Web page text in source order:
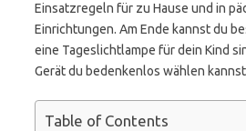
Einsatzregeln für zu Hause und in
Einrichtungen. Am Ende kannst du
eine Tageslichtlampe für dein Kind
Gerät du bedenkenlos wählen
Table of Contents